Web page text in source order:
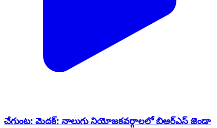
చేగుంట: మెదక్: నాలుగు నియోజకవర్గాలలో బిఆర్ఎస్ జెండా